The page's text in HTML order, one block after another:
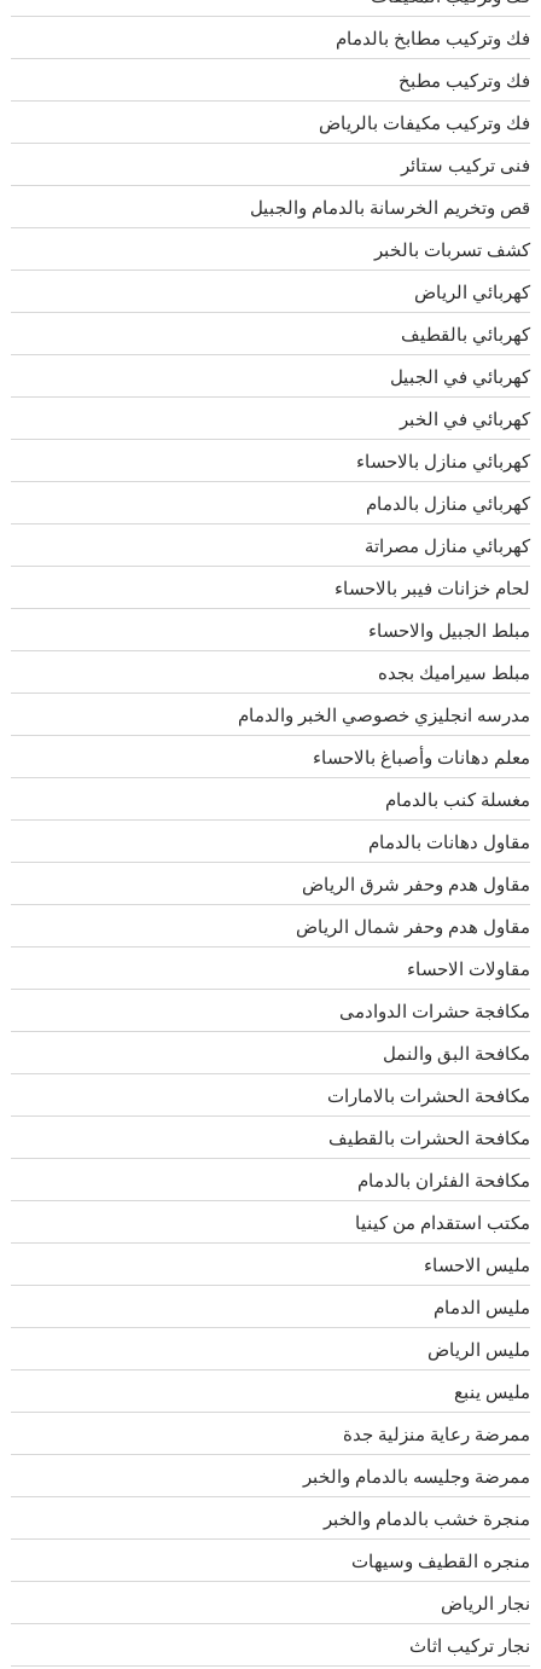
فك وتركيب مطابخ بالدمام
فك وتركيب مطبخ
فك وتركيب مكيفات بالرياض
فنى تركيب ستائر
قص وتخريم الخرسانة بالدمام والجبيل
كشف تسربات بالخبر
كهربائي الرياض
كهربائي بالقطيف
كهربائي في الجبيل
كهربائي في الخبر
كهربائي منازل بالاحساء
كهربائي منازل بالدمام
كهربائي منازل مصراتة
لحام خزانات فيبر بالاحساء
مبلط الجبيل والاحساء
مبلط سيراميك بجده
مدرسه انجليزي خصوصي الخبر والدمام
معلم دهانات وأصباغ بالاحساء
مغسلة كنب بالدمام
مقاول دهانات بالدمام
مقاول هدم وحفر شرق الرياض
مقاول هدم وحفر شمال الرياض
مقاولات الاحساء
مكافجة حشرات الدوادمى
مكافحة البق والنمل
مكافحة الحشرات بالامارات
مكافحة الحشرات بالقطيف
مكافحة الفئران بالدمام
مكتب استقدام من كينيا
مليس الاحساء
مليس الدمام
مليس الرياض
مليس ينبع
ممرضة رعاية منزلية جدة
ممرضة وجليسه بالدمام والخبر
منجرة خشب بالدمام والخبر
منجره القطيف وسيهات
نجار الرياض
نجار تركيب اثاث